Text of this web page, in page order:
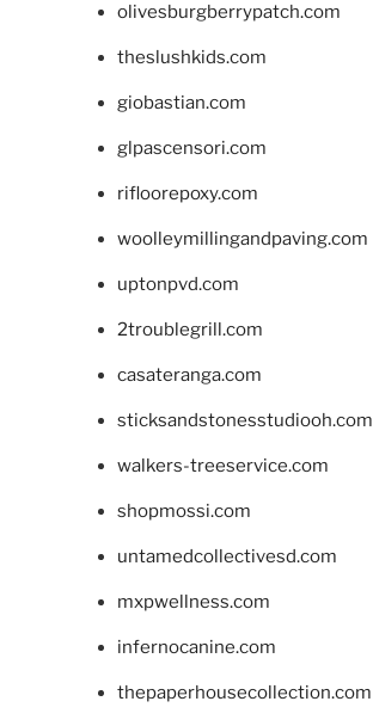
olivesburgberrypatch.com
theslushkids.com
giobastian.com
glpascensori.com
rifloorepoxy.com
woolleymillingandpaving.com
uptonpvd.com
2troublegrill.com
casateranga.com
sticksandstonesstudiooh.com
walkers-treeservice.com
shopmossi.com
untamedcollectivesd.com
mxpwellness.com
infernocanine.com
thepaperhousecollection.com